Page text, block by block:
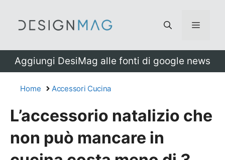
Menu
Aggiungi DesiMag alle fonti di google news
Home Accessori Cucina
L’accessorio natalizio che
non può mancare in